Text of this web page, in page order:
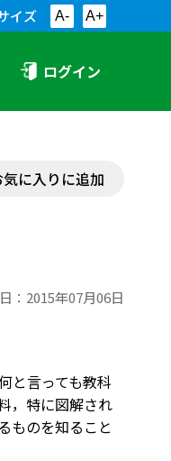
イズ A- A+
ログイン
気に入りに追加
： 2015年07月06日
と言っても教科
，特に図解され
ものを知ること